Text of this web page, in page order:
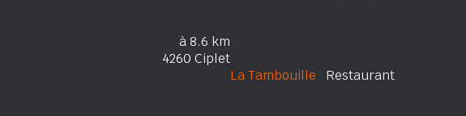
à 8.6 km
4260 Ciplet
La Tambouille Restaurant